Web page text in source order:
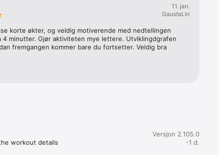
og
11. jan.
GaustaLin
korte økter, og veldig motiverende med nedtellingen
4 minutter. Gjør aktiviteten mye lettere. Utviklingdgrafen
fremgangen kommer bare du fortsetter. Veldig bra
workout details
Versjon 2.105.0
-1 d.